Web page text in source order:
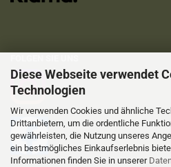
Diese Webseite verwendet
Technologien
Wir verwenden Cookies und ähnliche
Drittanbietern, um die ordentliche
gewährleisten, die Nutzung unseres
ein bestmögliches Einkaufserlebnis
Informationen finden Sie in unserer